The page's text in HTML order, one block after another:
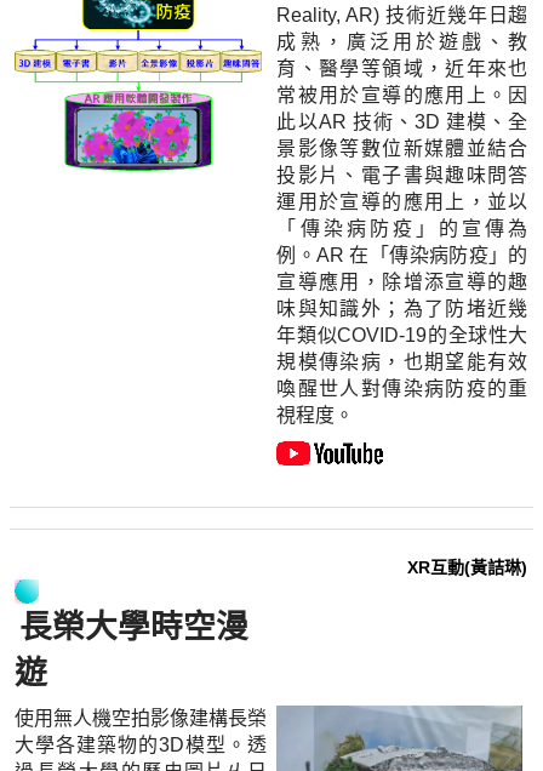
Reality, AR) 技術近幾年日趨
成熟，廣泛用於遊戲、教
育、醫學等領域，近年來也
常被用於宣導的應用上。因
此以AR 技術、3D 建模、全
景影像等數位新媒體並結合
投影片、電子書與趣味問答
運用於宣導的應用上，並以
「傳染病防疫」的宣傳為
例。AR 在「傳染病防疫」的
宣導應用，除增添宣導的趣
味與知識外；為了防堵近幾
年類似COVID-19的全球性大
規模傳染病，也期望能有效
喚醒世人對傳染病防疫的重
視程度。
長榮大學時空漫
遊
XR互動(黃詰琳)
使用無人機空拍影像建構長榮
大學各建築物的3D模型。透